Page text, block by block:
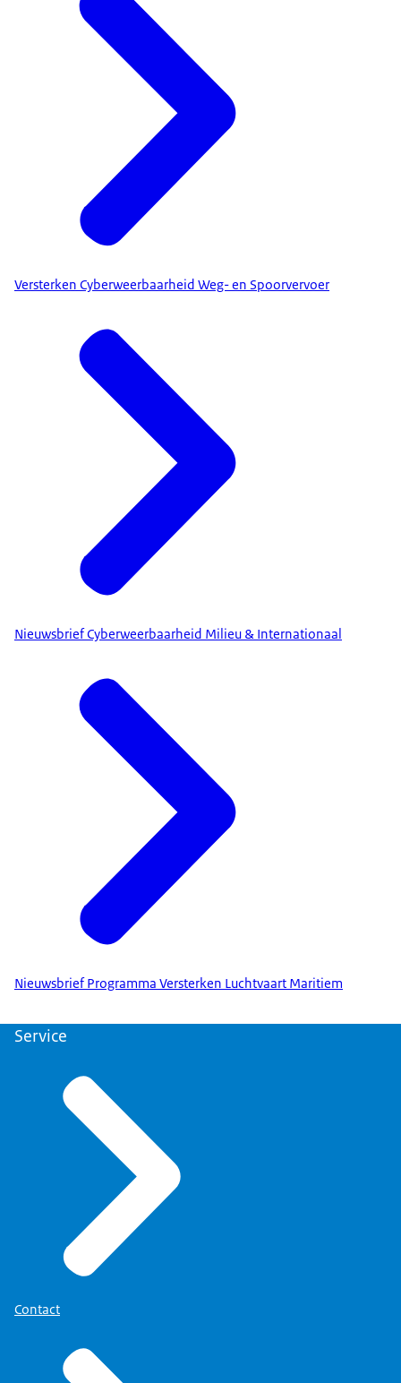
Versterken Cyberweerbaarheid Weg- en Spoorvervoer
Nieuwsbrief Cyberweerbaarheid Milieu & Internationaal
Nieuwsbrief Programma Versterken Luchtvaart Maritiem
Service
Contact